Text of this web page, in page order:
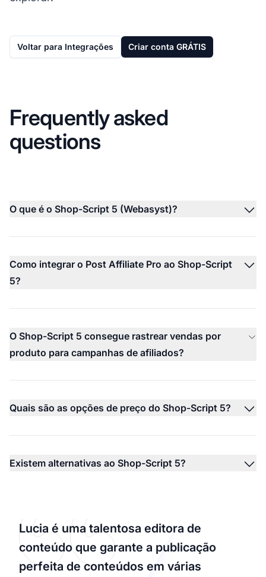
Voltar para Integrações Criar conta GRÁTIS
Frequently asked
questions
O que é o Shop-Script 5 (Webasyst)?
Como integrar o Post Affiliate Pro ao Shop-Script
5?
O Shop-Script 5 consegue rastrear vendas por
produto para campanhas de afiliados?
Quais são as opções de preço do Shop-Script 5?
Existem alternativas ao Shop-Script 5?
Lucia é uma talentosa editora de
conteúdo que garante a publicação
perfeita de conteúdos em várias